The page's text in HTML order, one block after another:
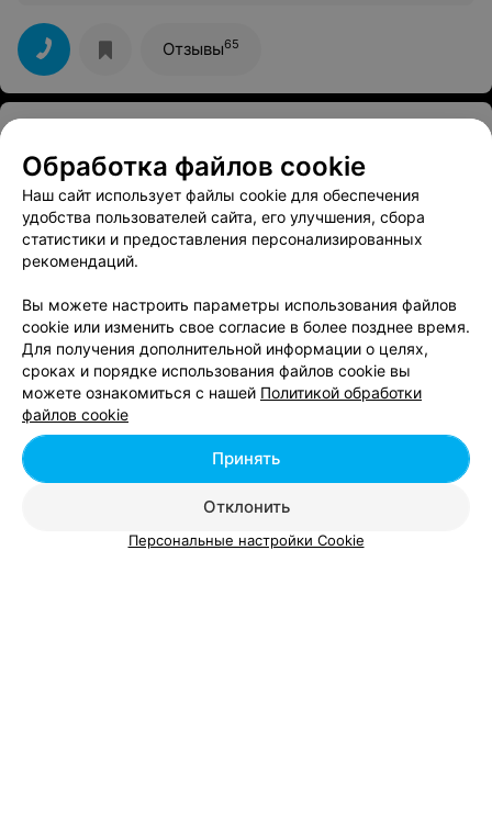
Отзывы65
4.8 You&Me
Минск, ул. Гамарника, 30 с 09:00
Отзыв. Наталья, как всегда, безупречна! Еще
Показать ещё 25
1 2 3
Обработка файлов cookie
Наш сайт использует файлы cookie для обеспечения
удобства пользователей сайта, его улучшения, сбора
статистики и предоставления персонализированных
рекомендаций.
Вы можете настроить параметры использования файлов
cookie или изменить свое согласие в более позднее время.
Для получения дополнительной информации о целях,
сроках и порядке использования файлов cookie вы
можете ознакомиться с нашей Политикой обработки
файлов cookie
Отклонить
Принять
Персональные настройки Cookie